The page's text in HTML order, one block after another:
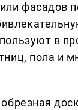
фасадов
в
пола и